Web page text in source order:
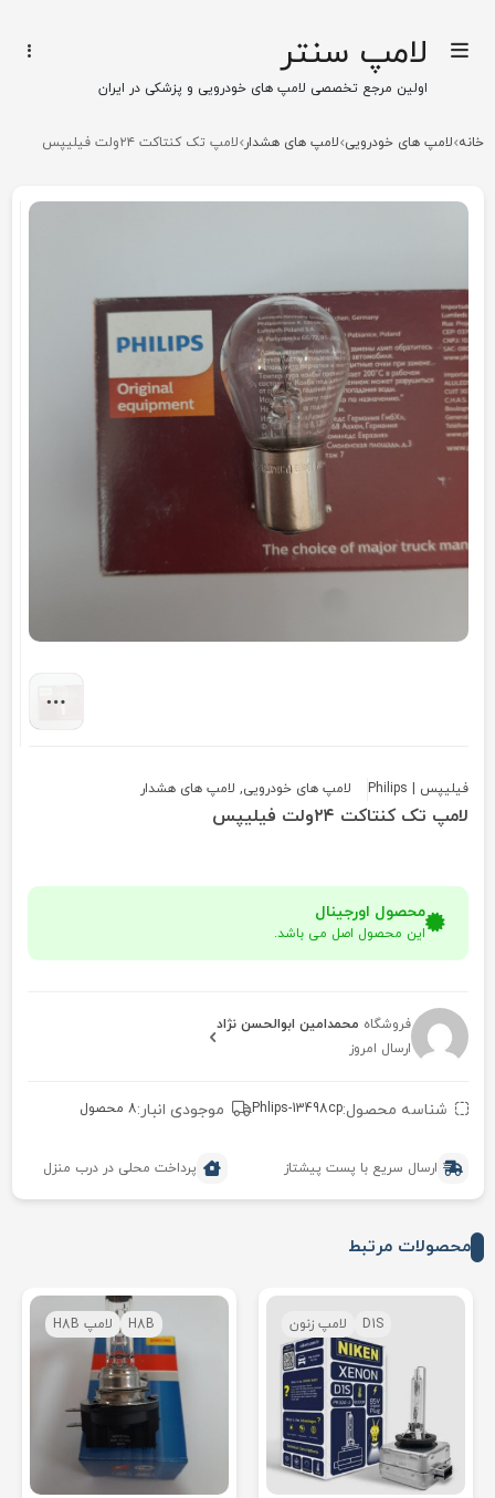
لامپ سنتر
اولین مرجع تخصصی لامپ های خودرویی و پزشکی در ایران
خانه لامپ های خودرویی لامپ های هشدار لامپ تک کنتاکت ۲۴ولت فیلیپس
فیلیپس | Philips لامپ های خودرویی, لامپ های هشدار
لامپ تک کنتاکت ۲۴ولت فیلیپس
محصول اورجینال
این محصول اصل می باشد.
فروشگاه محمدامین ابوالحسن نژاد
ارسال امروز
شناسه محصول:Phlips-13498cp موجودی انبار:8 محصول
ارسال سریع با پست پیشتاز پرداخت محلی در درب منزل
محصولات مرتبط
D1S لامپ زنون H8B لامپ H8B